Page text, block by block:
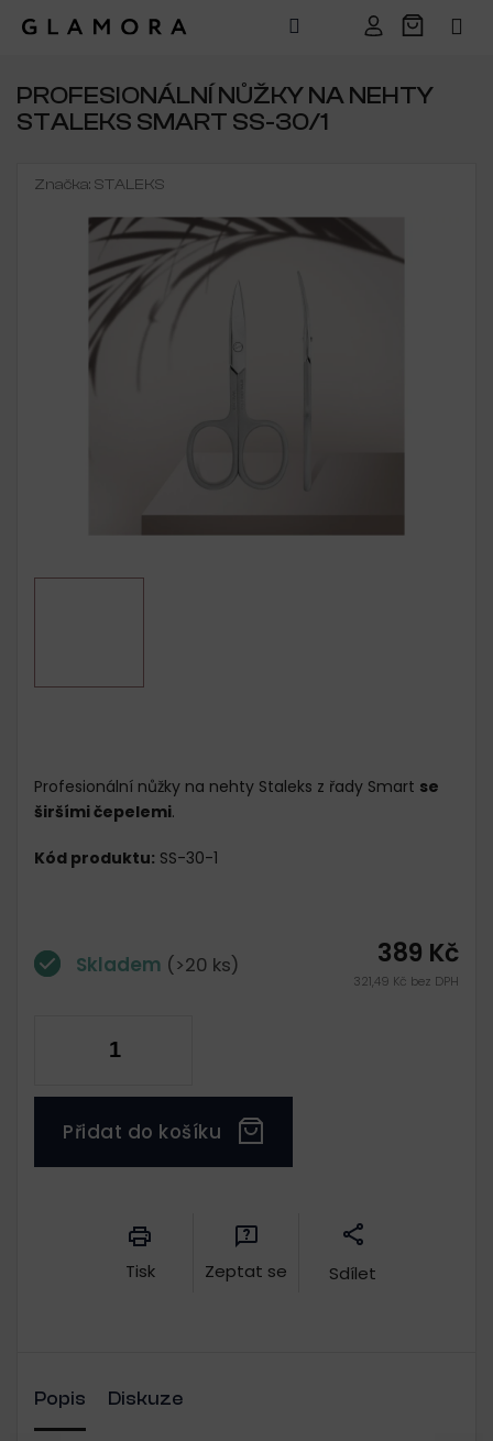
obsahPROFESIONÁLNÍ NŮŽKY NA NEHTY
STALEKS SMART SS-30/1
Značka: STALEKS
389 Kč
321,49 Kč bez DPH
Skladem (>20 ks)
Přidat do košíku
Profesionální nůžky na nehty Staleks z řady Smart se
širšími čepelemi.
Kód produktu: SS-30-1
Tisk Zeptat se Sdílet
Popis Diskuze